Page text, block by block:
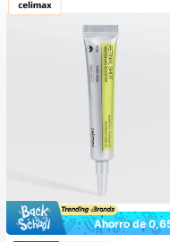
Ahorro de